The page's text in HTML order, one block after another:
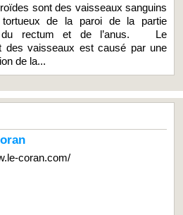
sont des vaisseaux sanguins
de la paroi de la partie
du rectum et de l’anus. Le
des vaisseaux est causé par une
de la...
coran.com/